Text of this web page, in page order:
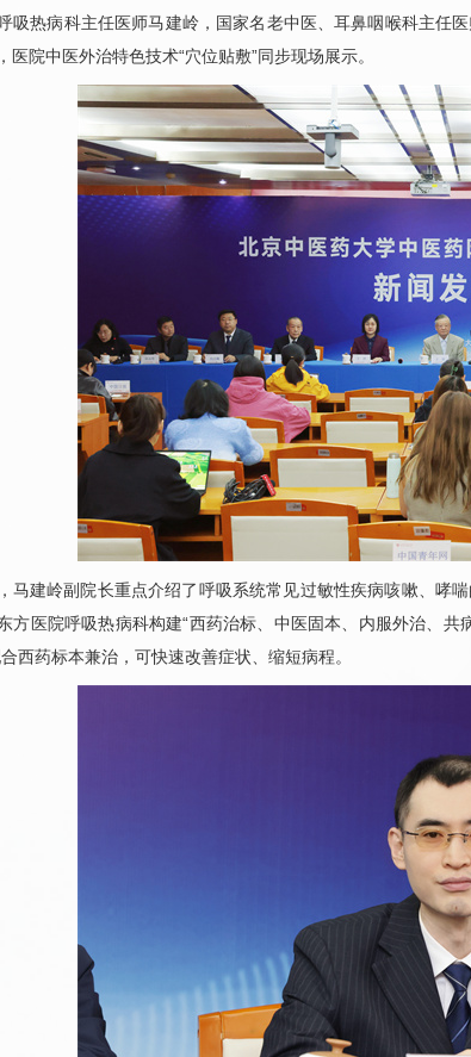
吸热病科主任医师马建岭，国家名老中医、耳鼻咽喉科主任
医院中医外治特色技术“穴位贴敷”同步现场展示。
马建岭副院长重点介绍了呼吸系统常见过敏性疾病咳嗽、哮
方医院呼吸热病科构建“西药治标、中医固本、内服外治、共
西药标本兼治，可快速改善症状、缩短病程。